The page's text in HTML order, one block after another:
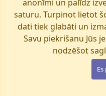
Piektdiena
Sestdiena
Svētdiena
anonīmi un palīdz
saturu. Turpinot lietot
dati tiek glabāti un
Savu piekrišanu Jūs
nodzēšot